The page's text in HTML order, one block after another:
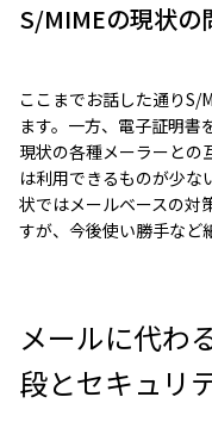
S/MIMEの現状の
ここまでお話した通りS/
ます。一方、電子証明書
現状の各種メーラーとの
は利用できるものが少な
状ではメールベースの対
すが、今後使い勝手など
メールに代わ
段とセキュリ